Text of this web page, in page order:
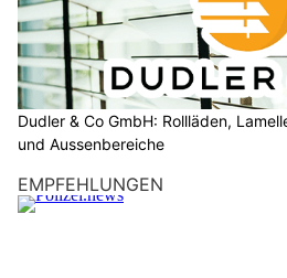
Dudler & Co GmbH: Rollläden,
und Aussenbereiche
EMPFEHLUNGEN